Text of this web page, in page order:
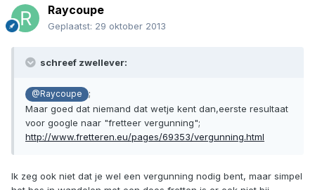
Raycoupe
Geplaatst: 29 oktober 2013
schreef zwellever:
@Raycoupe
;
Maar goed dat niemand dat wetje kent dan,eerste resultaat
voor google naar "fretteer vergunning";
http://www.fretteren.eu/pages/69353/vergunning.html
Ik zeg ook niet dat je wel een vergunning nodig bent, maar simpel